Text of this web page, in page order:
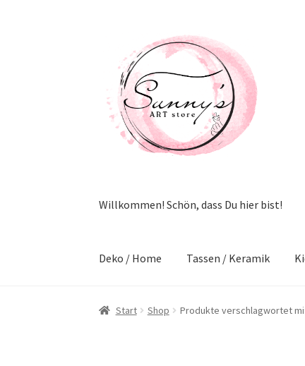
Navigation
springen
Inhalt
springen
Willkommen! Schön, dass Du hier bist!
Deko / Home Tassen / Keramik
Start Shop Produkte verschlagwortet